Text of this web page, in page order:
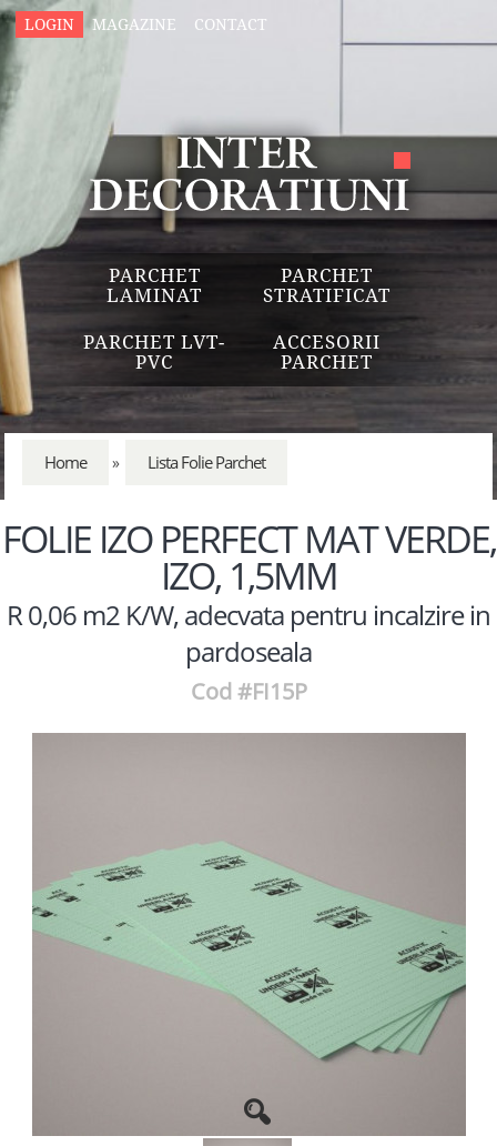
LOGIN MAGAZINE CONTACT
PARCHET
LAMINAT
PARCHET
STRATIFICAT
PARCHET LVT-
PVC
ACCESORII
PARCHET
Home » Lista Folie Parchet
FOLIE IZO PERFECT MAT VERDE,
IZO, 1,5MM
R 0,06 m2 K/W, adecvata pentru incalzire in
pardoseala
Cod #FI15P